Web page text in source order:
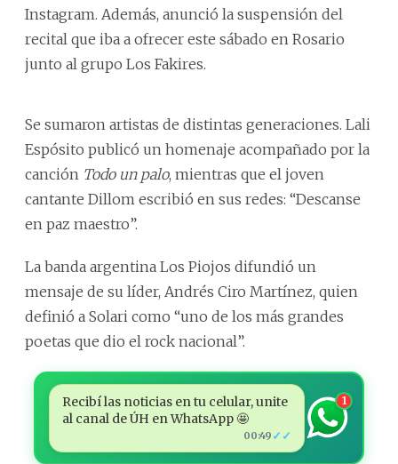
Instagram. Además, anunció la suspensión del
recital que iba a ofrecer este sábado en Rosario
junto al grupo Los Fakires.
Se sumaron artistas de distintas generaciones. Lali
Espósito publicó un homenaje acompañado por la
canción Todo un palo, mientras que el joven
cantante Dillom escribió en sus redes: “Descanse
en paz maestro”.
La banda argentina Los Piojos difundió un
mensaje de su líder, Andrés Ciro Martínez, quien
definió a Solari como “uno de los más grandes
poetas que dio el rock nacional”.
Recibí las noticias en tu celular, unite
al canal de ÚH en WhatsApp 🤩
00:49 ✓✓
1